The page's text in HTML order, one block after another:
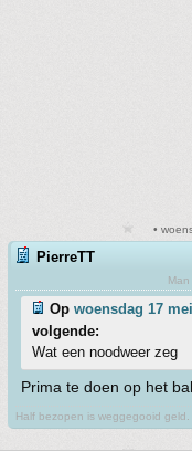
•
PierreTT
Op woensdag 17
volgende:
Wat een noodweer zeg
Prima te doen op het
Half bezopen is weggegooid geld.
•